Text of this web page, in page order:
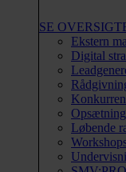
SE
Ekstern
Digital
Løbende